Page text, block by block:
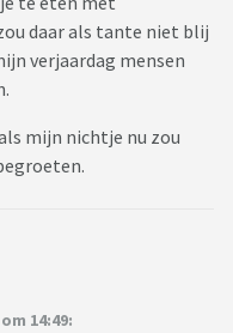
daar als tante niet blij
verjaardag mensen
mijn nichtje nu zou
14:49: